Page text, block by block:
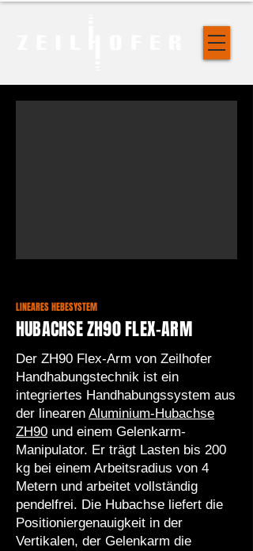
LINEARES HEBESYSTEM
HUBACHSE ZH90 FLEX-ARM
Der ZH90 Flex-Arm von Zeilhofer
Handhabungstechnik ist ein
integriertes Handhabungssystem aus
der linearen Aluminium-Hubachse
ZH90 und einem Gelenkarm-
Manipulator. Er trägt Lasten bis 200
kg bei einem Arbeitsradius von 4
Metern und arbeitet vollständig
pendelfrei. Die Hubachse liefert die
Positioniergenauigkeit in der
Vertikalen, der Gelenkarm die